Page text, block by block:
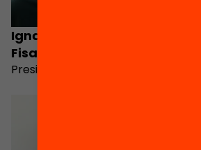
Ignasi Carreras
Fisas
President